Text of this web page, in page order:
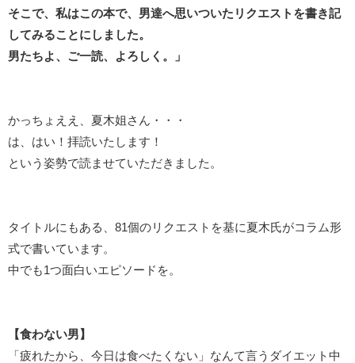
そこで、私はこの本で、男達へ思いついたリクエストを書き記
してみることにしました。
男たちよ、ご一読、よろしく。」
かっちょええ、夏木姐さん・・・
は、はい！拝読いたします！
という姿勢で読ませていただきました。
タイトルにもある、81個のリクエストを基に夏木氏がコラム形
式で書いています。
中でも1つ面白いエピソードを。
【食わない男】
「疲れたから、今日は食べたくない」なんて言うダイエット中